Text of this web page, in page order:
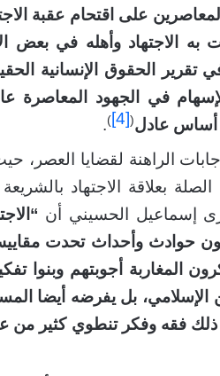
على اقتحام عقبة
به الاجتهاد وأهله في بعض
الحقوق الإنسانية
في الجهود المعاصرة
أساس عادل(
[4]
)
.
الراهنة لقضايا العصر،
بعلاقة الاجتهاد
إسماعيل الحسيني أن
حوادث وأحداث تحدت
المغاربة أجوبتهم وبنوا
بل يفرضه أيضا
ذلك فقه وفكر تنطوي كثير